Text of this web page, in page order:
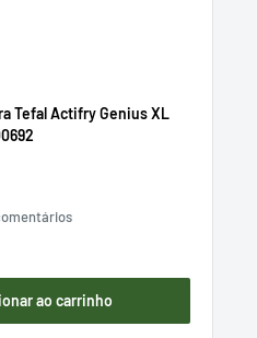
Tefal Actifry Genius XL
ao carrinho